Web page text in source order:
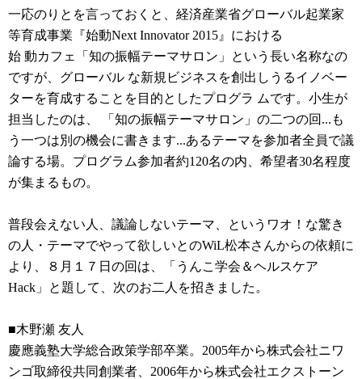
一応のりとを言っておくと、経済産業省グローバル起業家
等育成事業『始動Next Innovator 2015』における
始 動カフェ「知の振幅テーマサロン」という長い名称なの
ですが、グローバル な新規ビジネスを創出しうるイノベー
ターを育成することを目的としたプログラ ムです。小生が
担当したのは、 「知の振幅テーマサロン」の二つの回...も
う一つは別の機会に書きます...あるテーマを参加者全員で議
論する場。プログラム参加者約120名の内、希望者30名程度
が集まるもの。
普段会えない人、議論しないテーマ、というワオ！な驚き
の人・テーマでやって欲しいとのWiL松本さんからの依頼に
より、８月１７日の回は、「うんこ学会＆ヘルスケア
Hack」と題して、次のお二人を招きました。
■木野瀬 友人
慶應義塾大学総合政策学部卒業。2005年から株式会社ニワ
ンゴ取締役共同創業者、2006年から株式会社エクストーン